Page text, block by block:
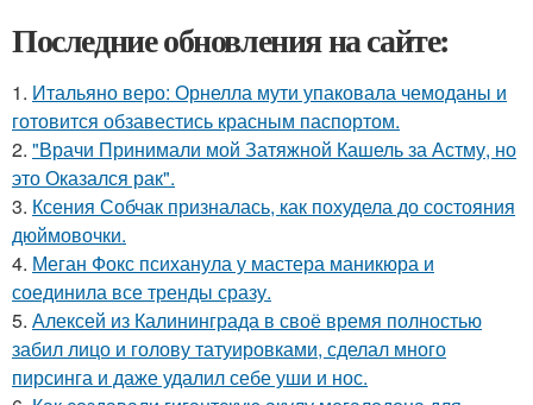
Последние обновления на сайте:
1. Итальяно веро: Орнелла мути упаковала чемоданы и
готовится обзавестись красным паспортом.
2. "Врачи Принимали мой Затяжной Кашель за Астму, но
это Оказался рак".
3. Ксения Собчак призналась, как похудела до состояния
дюймовочки.
4. Меган Фокс психанула у мастера маникюра и
соединила все тренды сразу.
5. Алексей из Калининграда в своё время полностью
забил лицо и голову татуировками, сделал много
пирсинга и даже удалил себе уши и нос.